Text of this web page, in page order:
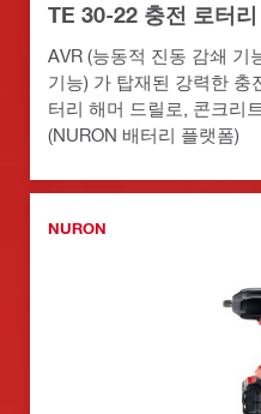
TE 30-22 충전 로터
AVR (능동적 진동 감쇄 기
기능) 가 탑재된 강력한 충
터리 해머 드릴로, 콘크리
(NURON 배터리 플랫폼)
NURON